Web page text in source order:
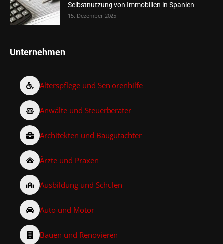
Selbstnutzung von Immobilien in Spanien
15. Dezember 2025
Unternehmen
Alterspflege und Seniorenhilfe
Anwälte und Steuerberater
Architekten und Baugutachter
Ärzte und Praxen
Ausbildung und Schulen
Auto und Motor
Bauen und Renovieren